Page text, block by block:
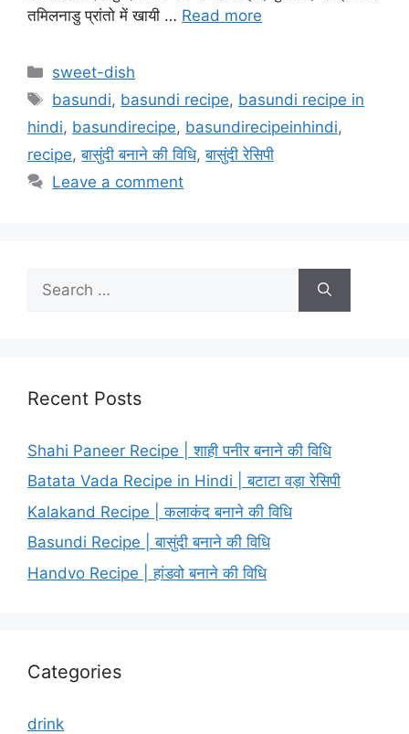
तमिलनाडु प्रांतो में खायी … Read more
Categories
sweet-dish
Tags
basundi, basundi recipe, basundi recipe in
hindi, basundirecipe, basundirecipeinhindi,
recipe,बासुंदी बनाने की विधि,बासुंदी रेसिपी
Leave a comment
for:
Recent Posts
Shahi Paneer Recipe | शाही पनीर बनाने की विधि
Batata Vada Recipe in Hindi | बटाटा वड़ा रेसिपी
Kalakand Recipe | कलाकंद बनाने की विधि
Basundi Recipe | बासुंदी बनाने की विधि
Handvo Recipe | हांडवो बनाने की विधि
Categories
drink